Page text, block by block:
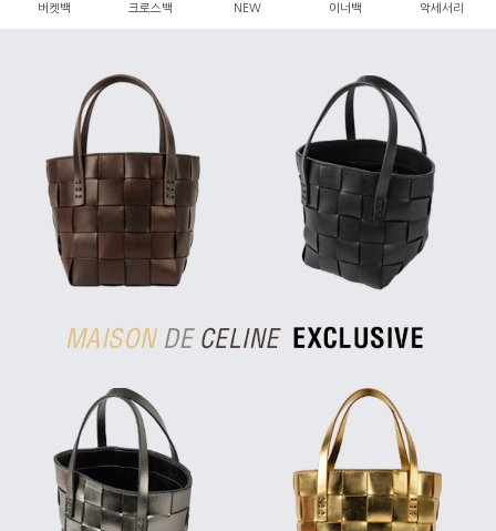
버켓백 크로스백 NEW 이너백 악세서리